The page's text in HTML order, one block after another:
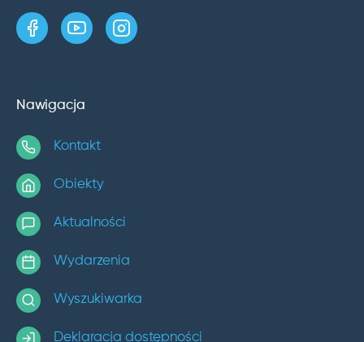
strona w serwisie Facebook
kanał w serwisie YouTube
profil w serwisie Instagram
Nawigacja
Kontakt
Obiekty
Aktualności
Wydarzenia
Wyszukiwarka
Deklaracja dostępności